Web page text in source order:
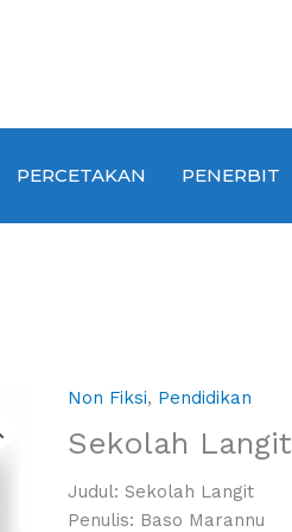
PERCETAKAN PENERBIT
Non Fiksi, Pendidikan
Sekolah Langit
Judul: Sekolah Langit
Penulis: Baso Marannu